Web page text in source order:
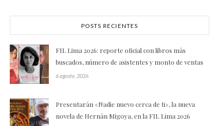
POSTS RECIENTES
FIL Lima 2026: reporte oficial con libros más
buscados, número de asistentes y monto de ventas
6 agosto, 2026
Presentarán «Nadie nuevo cerca de ti», la nueva
novela de Hernán Migoya, en la FIL Lima 2026